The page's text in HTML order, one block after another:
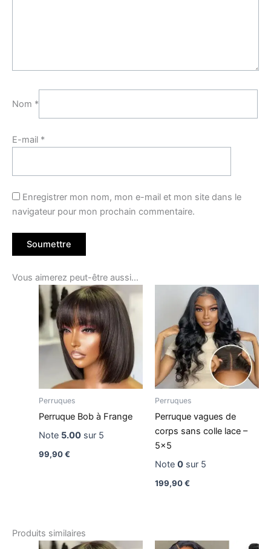
Nom *
E-mail *
Enregistrer mon nom, mon e-mail et mon site dans le
navigateur pour mon prochain commentaire.
Vous aimerez peut-être aussi…
Perruques
Perruque Bob à Frange
Note 5.00sur 5
99,90€
Perruques
Perruque vagues de
corps sans colle lace –
5×5
Note 0sur 5
199,90€
Produits similaires